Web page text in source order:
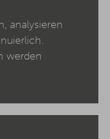
analysieren
werden